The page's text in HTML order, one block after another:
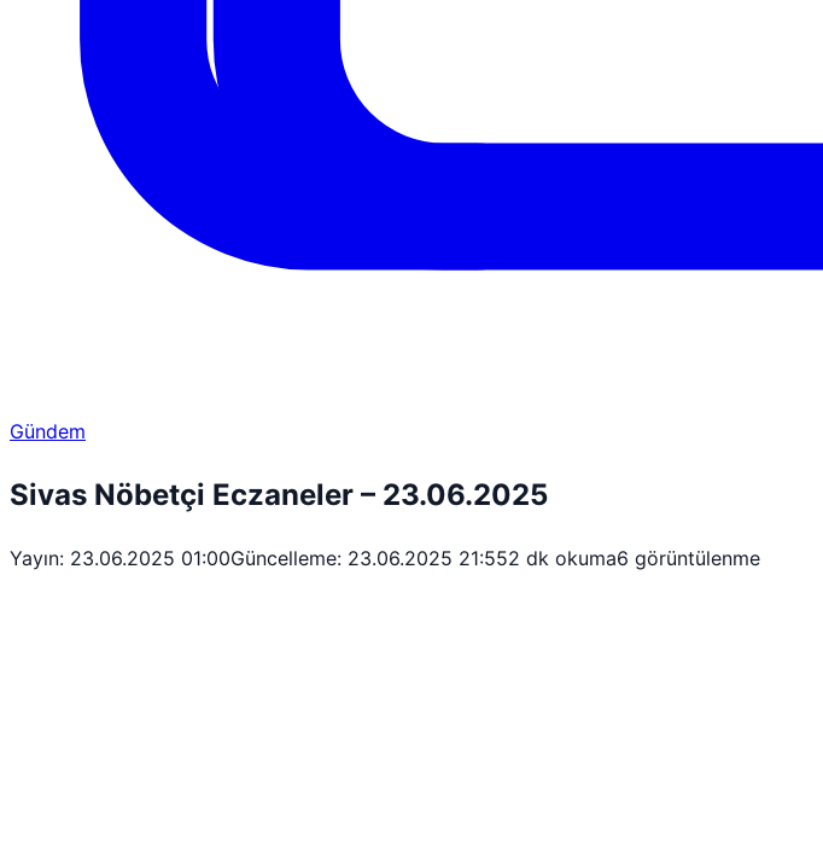
Gündem
Sivas Nöbetçi Eczaneler – 23.06.2025
Yayın: 23.06.2025 01:00Güncelleme: 23.06.2025 21:552 dk okuma6 görüntülenme